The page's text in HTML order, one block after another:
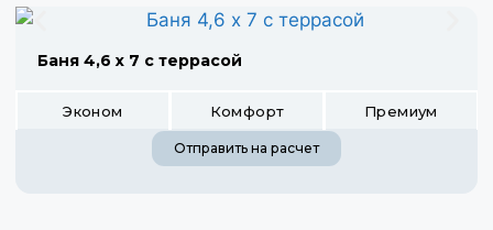
Баня 4,6 х 7 с террасой
Эконом Комфорт Премиум
Отправить на расчет